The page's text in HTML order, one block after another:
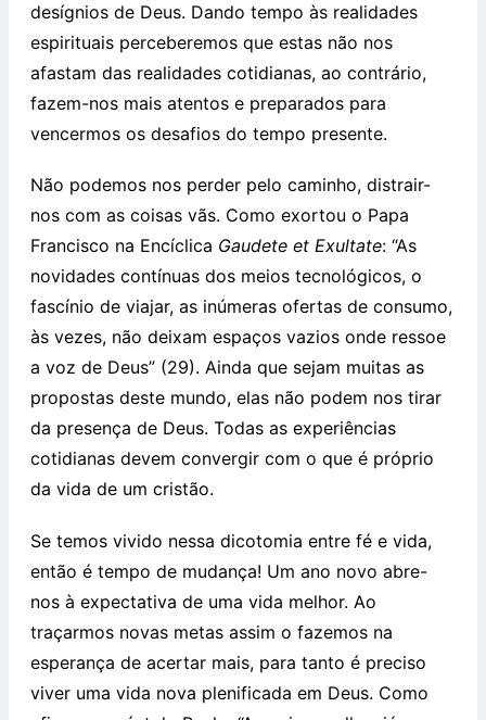
desígnios de Deus. Dando tempo às realidades
espirituais perceberemos que estas não nos
afastam das realidades cotidianas, ao contrário,
fazem-nos mais atentos e preparados para
vencermos os desafios do tempo presente.
Não podemos nos perder pelo caminho, distrair-
nos com as coisas vãs. Como exortou o Papa
Francisco na Encíclica Gaudete et Exultate: “As
novidades contínuas dos meios tecnológicos, o
fascínio de viajar, as inúmeras ofertas de consumo,
às vezes, não deixam espaços vazios onde ressoe
a voz de Deus” (29). Ainda que sejam muitas as
propostas deste mundo, elas não podem nos tirar
da presença de Deus. Todas as experiências
cotidianas devem convergir com o que é próprio
da vida de um cristão.
Se temos vivido nessa dicotomia entre fé e vida,
então é tempo de mudança! Um ano novo abre-
nos à expectativa de uma vida melhor. Ao
traçarmos novas metas assim o fazemos na
esperança de acertar mais, para tanto é preciso
viver uma vida nova plenificada em Deus. Como